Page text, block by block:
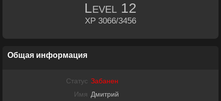
Level 12
XP 3066/3456
Общая информация
Статус Забанен
Имя Дмитрий